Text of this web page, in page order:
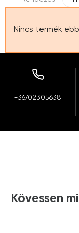
Nincs termék
+36702305638
Kövessen